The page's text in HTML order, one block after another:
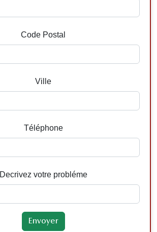
Code Postal
Ville
Téléphone
Decrivez votre probléme